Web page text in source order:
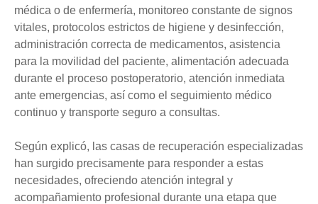
médica o de enfermería, monitoreo constante de signos
vitales, protocolos estrictos de higiene y desinfección,
administración correcta de medicamentos, asistencia
para la movilidad del paciente, alimentación adecuada
durante el proceso postoperatorio, atención inmediata
ante emergencias, así como el seguimiento médico
continuo y transporte seguro a consultas.
Según explicó, las casas de recuperación especializadas
han surgido precisamente para responder a estas
necesidades, ofreciendo atención integral y
acompañamiento profesional durante una etapa que